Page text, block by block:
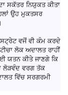
ਸਕੱਤਰ ਨਿਯੁਕਤ ਕੀਤਾ
ਉਹ ਮੁਕਤਸਰ
ਵਜੋਂ ਵੀ ਕੰਮ ਕਰਦੇ
ਲੋਕ ਅਦਾਲਤ ਰਾਹੀਂ
ਯਤਨ ਕੀਤੇ ਜਾਣਗੇ ਕਿ
ਲੋੜਵੰਦ ਵਰਗ ਤੱਕ
ਵਿੱਚ ਸਰਗਰਮੀ